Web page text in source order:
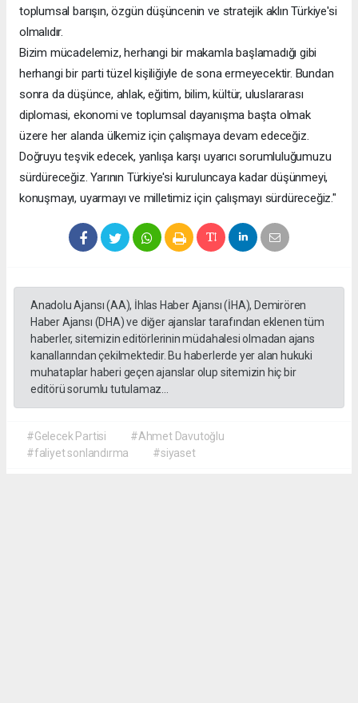
toplumsal barışın, özgün düşüncenin ve stratejik aklın Türkiye'si
olmalıdır.
Bizim mücadelemiz, herhangi bir makamla başlamadığı gibi
herhangi bir parti tüzel kişiliğiyle de sona ermeyecektir. Bundan
sonra da düşünce, ahlak, eğitim, bilim, kültür, uluslararası
diplomasi, ekonomi ve toplumsal dayanışma başta olmak
üzere her alanda ülkemiz için çalışmaya devam edeceğiz.
Doğruyu teşvik edecek, yanlışa karşı uyarıcı sorumluluğumuzu
sürdüreceğiz. Yarının Türkiye'si kuruluncaya kadar düşünmeyi,
konuşmayı, uyarmayı ve milletimiz için çalışmayı sürdüreceğiz."
Anadolu Ajansı (AA), İhlas Haber Ajansı (İHA), Demirören
Haber Ajansı (DHA) ve diğer ajanslar tarafından eklenen tüm
haberler, sitemizin editörlerinin müdahalesi olmadan ajans
kanallarından çekilmektedir. Bu haberlerde yer alan hukuki
muhataplar haberi geçen ajanslar olup sitemizin hiç bir
editörü sorumlu tutulamaz...
#Gelecek Partisi
#Ahmet Davutoğlu
#faliyet sonlandırma
#siyaset